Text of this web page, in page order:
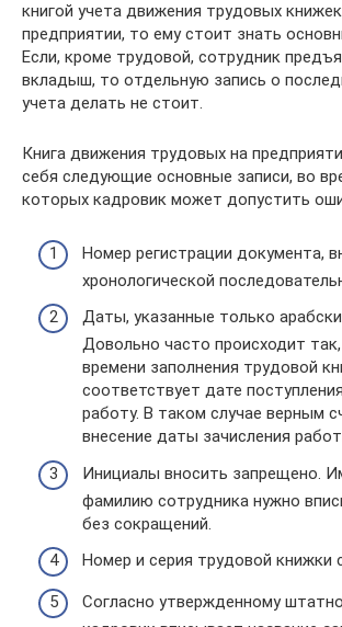
книгой учета движения трудовых
предприятии, то ему стоит знать
Если, кроме трудовой, сотрудник
вкладыш, то отдельную запись о
учета делать не стоит.
Книга движения трудовых на
себя следующие основные записи, во
которых кадровик может допустить
Номер регистрации документа,
хронологической
Даты, указанные только
Довольно часто происходит
времени заполнения трудовой
соответствует дате
работу. В таком случае верным
внесение даты зачисления
Инициалы вносить запрещено.
фамилию сотрудника нужно
без сокращений.
Номер и серия трудовой книжки
Согласно утвержденному